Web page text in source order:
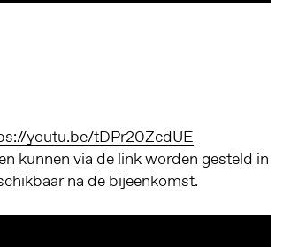
youtu.be/tDPr20ZcdUE
kunnen via de link worden gesteld in
na de bijeenkomst.